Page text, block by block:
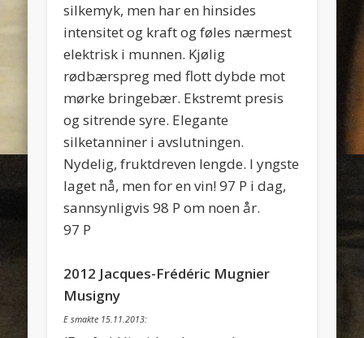
silkemyk, men har en hinsides
intensitet og kraft og føles nærmest
elektrisk i munnen. Kjølig
rødbærspreg med flott dybde mot
mørke bringebær. Ekstremt presis
og sitrende syre. Elegante
silketanniner i avslutningen.
Nydelig, fruktdreven lengde. I yngste
laget nå, men for en vin! 97 P i dag,
sannsynligvis 98 P om noen år.
97 P
2012 Jacques-Frédéric Mugnier
Musigny
E smakte 15.11.2013: